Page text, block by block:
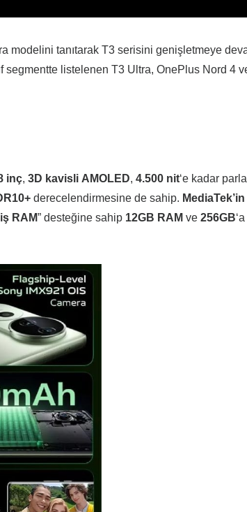
modelini tanıtarak T3 serisini genişletmeye
segmentte listelenen T3 Ultra, OnePlus Nord 4
inç, 3D kavisli AMOLED, 4.500 nit‘e kadar
derecelendirmesine de sahip. MediaTek’in
RAM” desteğine sahip 12GB RAM ve 256GB